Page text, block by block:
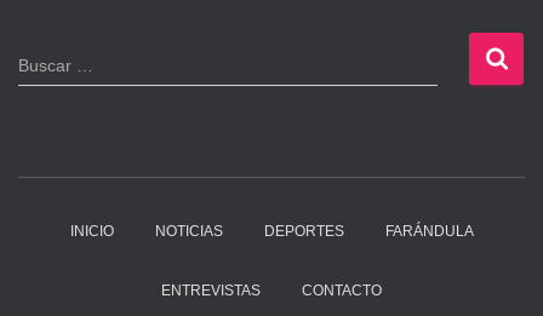
B
u
Buscar …
INICIO NOTICIAS DEPORTES FARÁNDULA
ENTREVISTAS CONTACTO